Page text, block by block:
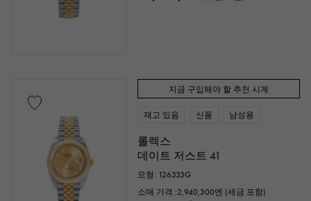
수리 명세서
만엔 ～
지금 구입해야 할 추천 시계
재고 있음 신품 남성용
롤렉스
데이트 저스트 41
모형: 126333G
소매 가격 :2,940,300엔 (세금 포함)